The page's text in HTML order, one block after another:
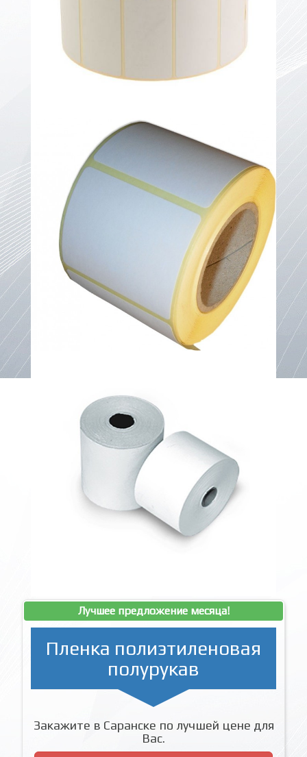
Лучшее предложение месяца!
Пленка полиэтиленовая
полурукав
Закажите в Саранске по лучшей цене для
Вас.